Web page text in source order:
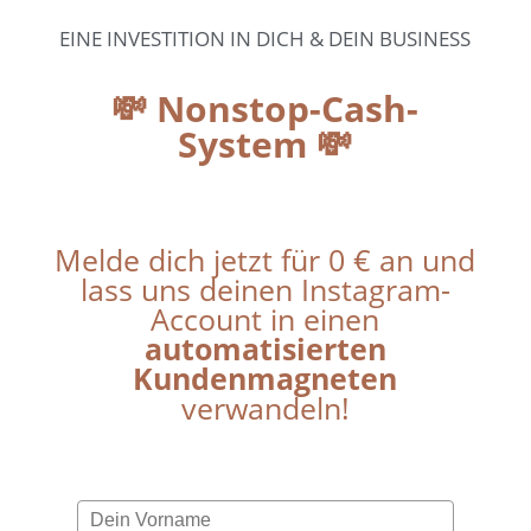
EINE INVESTITION IN DICH & DEIN BUSINESS
💸 Nonstop-Cash-
System 💸
Melde dich jetzt für 0 € an und
lass uns deinen Instagram-
Account in einen
automatisierten
Kundenmagneten
verwandeln!